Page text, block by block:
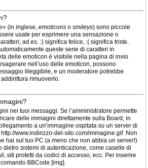
(in inglese, emoticons o smileys) sono piccole
usate per esprimere una sensazione o
ad es. :) significa felice, :( significa triste.
queste serie di caratteri in
delle emoticon è visibile nella pagina di invio
nell’uso delle emoticon, possono
illeggibile, e un moderatore potrebbe
rimuoverlo.
nei tuoi messaggi. Se l’amministratore permette
delle immagini direttamente sulla Board, in
a un’immagine ospitata su un server di
www.indirizzo-del-sito.com/immagine.gif. Non
hai sul tuo PC (a meno che non abbia un server!)
dietro sistemi di autenticazione, come caselle di
siti protetti da codici di accesso, ecc. Per inserire
BBCode [img].